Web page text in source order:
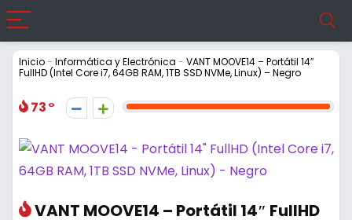
Inicio- Informática y Electrónica - VANT MOOVE14 – Portátil 14″
FullHD (Intel Core i7, 64GB RAM, 1TB SSD NVMe, Linux) – Negro
73
VANT MOOVE14 – Portátil 14″ FullHD